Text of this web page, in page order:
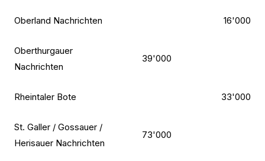
Oberland Nachrichten 16'000
Oberthurgauer
Nachrichten
39'000
Rheintaler Bote 33'000
St. Galler / Gossauer /
Herisauer Nachrichten
73'000